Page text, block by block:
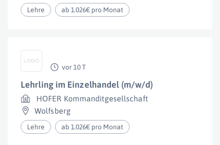
Lehre ab 1.026€ pro Monat
vor 10 T
Lehrling im Einzelhandel (m/w/d)
HOFER Kommanditgesellschaft
Wolfsberg
Lehre ab 1.026€ pro Monat